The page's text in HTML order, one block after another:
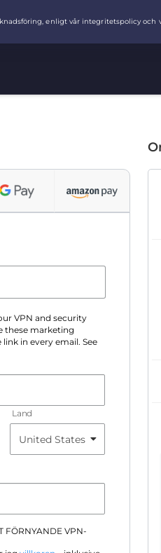
VPN and security
these marketing
in every email. See
Land
FÖRNYANDE VPN-